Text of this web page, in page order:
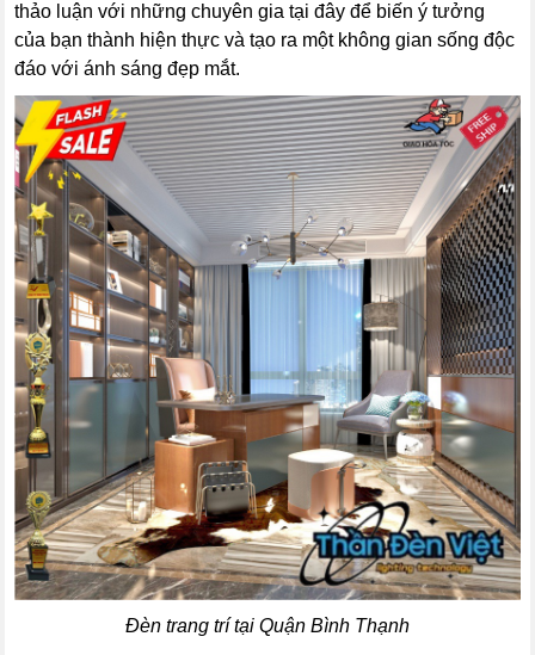
thảo luận với những chuyên gia tại đây để biến ý tưởng
của bạn thành hiện thực và tạo ra một không gian sống độc
đáo với ánh sáng đẹp mắt.
Đèn trang trí tại Quận Bình Thạnh